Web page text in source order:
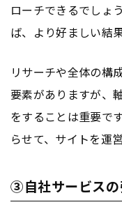
ローチできるでしょ
ば、より好ましい結
リサーチや全体の構
要素がありますが、
をすることは重要で
らせて、サイトを運
③自社サービスの